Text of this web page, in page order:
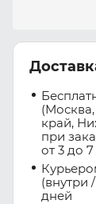
край,
при
от 3 до
(внутри
дней